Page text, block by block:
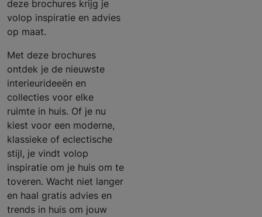
deze brochures krijg je
volop inspiratie en advies
op maat.
Met deze brochures
ontdek je de nieuwste
interieurideeën en
collecties voor elke
ruimte in huis. Of je nu
kiest voor een moderne,
klassieke of eclectische
stijl, je vindt volop
inspiratie om je huis om te
toveren. Wacht niet langer
en haal gratis advies en
trends in huis om jouw